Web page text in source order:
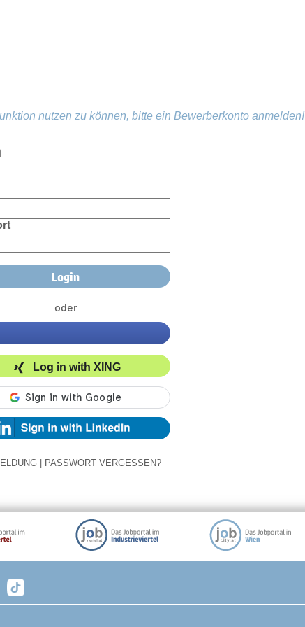
nutzen zu können, bitte ein Bewerberkonto anmelden!
oder
Log in with XING
PASSWORT VERGESSEN?